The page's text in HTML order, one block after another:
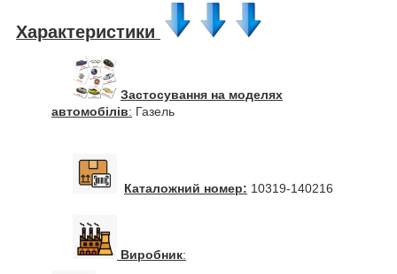
Характеристики
Застосування на моделях
автомобілів: Газель
Каталожний номер: 10319-140216
Виробник: